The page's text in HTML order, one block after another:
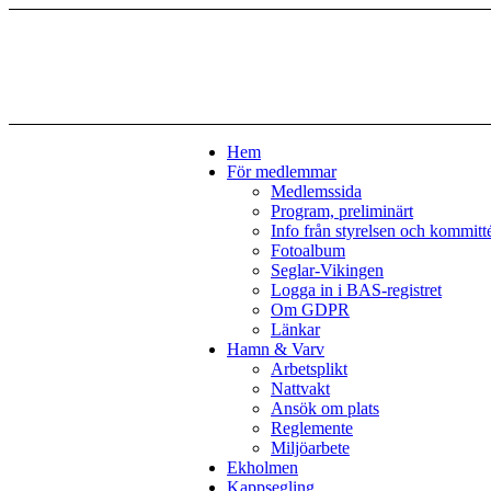
Hem
För medlemmar
Medlemssida
Program, preliminärt
Info från styrelsen och
Fotoalbum
Seglar-Vikingen
Logga in i BAS-registret
Om GDPR
Länkar
Hamn & Varv
Arbetsplikt
Nattvakt
Ansök om plats
Reglemente
Miljöarbete
Ekholmen
Kappsegling